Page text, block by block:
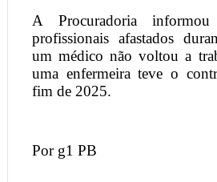
A Procuradoria
profissionais afastados
um médico não voltou a
uma enfermeira teve o
fim de 2025.
Por g1 PB